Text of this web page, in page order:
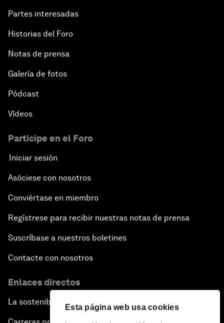
Esta página web usa cookies
Partes interesadas
Historias del Foro
Notas de prensa
Galería de fotos
Pódcast
Vídeos
Participe en el Foro
Iniciar sesión
Asóciese con nosotros
Conviértase en miembro
Regístrese para recibir nuestras notas de prensa
Suscríbase a nuestros boletines
Contacte con nosotros
Enlaces directos
La sostenibilidad en el Foro